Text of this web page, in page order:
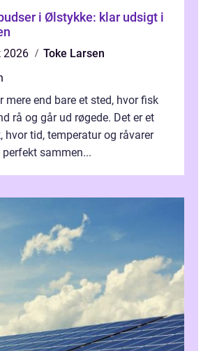
i Ølstykke: klar udsigt i
2026
Toke Larsen
mere end bare et sted, hvor fisk
rå og går ud røgede. Det er et
hvor tid, temperatur og råvarer
sammen...